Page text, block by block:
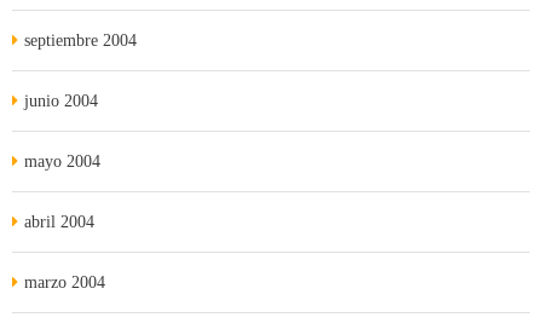
septiembre 2004
junio 2004
mayo 2004
abril 2004
marzo 2004